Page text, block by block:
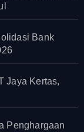
Bank
Jaya Kertas,
Penghargaan